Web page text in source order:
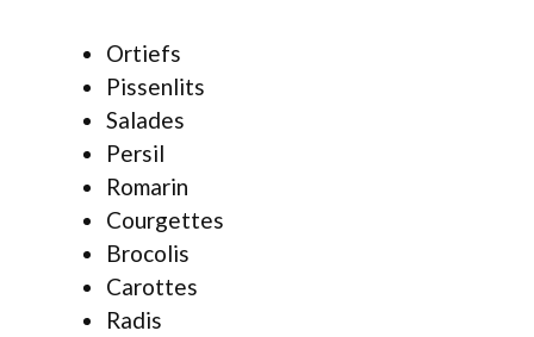
Ortiefs
Pissenlits
Salades
Persil
Romarin
Courgettes
Brocolis
Carottes
Radis